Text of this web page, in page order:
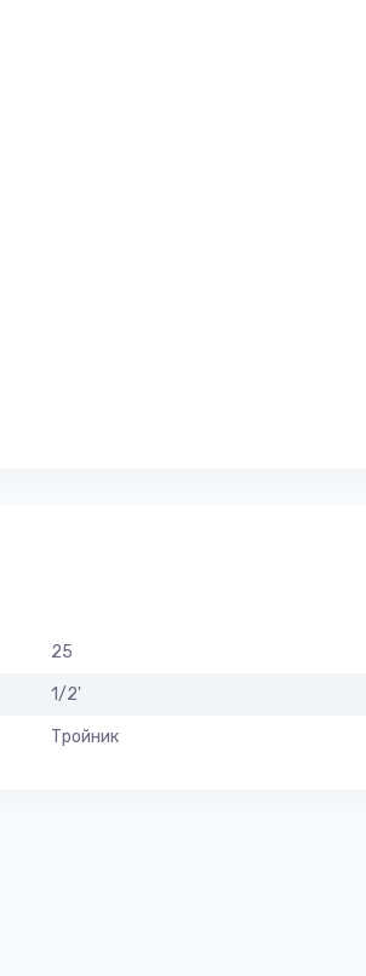
25
1/2'
Тройник